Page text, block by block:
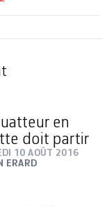
en
doit partir
10 AOÛT 2016
ERARD